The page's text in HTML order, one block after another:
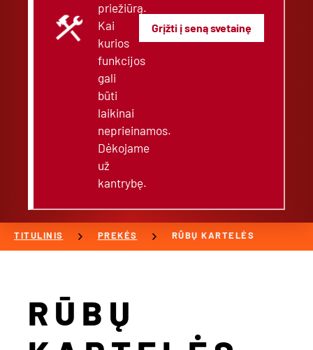
construction
priežiūrą.
Kai
kurios
funkcijos
gali
būti
laikinai
neprieinamos.
Dėkojame
už
kantrybę.
Grįžti į seną svetainę
TITULINIS chevron_right PREKĖS chevron_right RŪBŲ KARTELĖS
RŪBŲ